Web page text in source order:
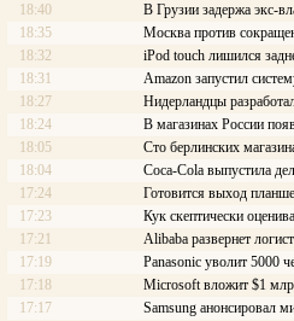
18:40
В Грузии задержа экс-
18:35
Москва против
18:32
iPod touch лишился
18:31
Amazon запустил
18:27
Нидерландцы
18:24
В магазинах России
18:05
Сто берлинских
18:04
Coca-Cola выпустила
17:24
Готовится выход
17:23
Кук скептически
17:21
Alibaba развернет
17:19
Panasonic уволит 5000
17:18
Microsoft вложит $1
17:17
Samsung анонсировал